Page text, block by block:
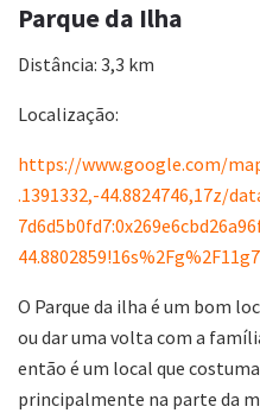
Parque da Ilha
Distância: 3,3 km
Localização:
https://www.google.com/
.1391332,-44.8824746,17z/
O Parque da ilha é um bom
ou dar uma volta com a
então é um local que
principalmente na parte da